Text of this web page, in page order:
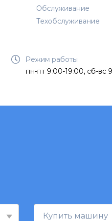
Обслуживание
Техобслуживание
Режим работы
пн-пт 9:00-19:00, сб-вс
Купить машину